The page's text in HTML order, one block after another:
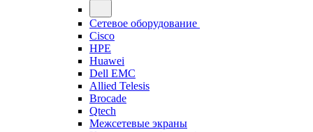
Сетевое оборудование
Cisco
HPE
Huawei
Dell EMC
Allied Telesis
Brocade
Qtech
Межсетевые экраны